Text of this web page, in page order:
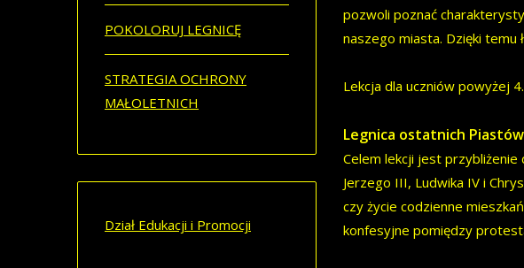
pozwoli poznać
naszego miasta. Dzięki
Lekcja dla uczniów powyżej
Legnica ostatnich Piastów
Celem lekcji jest przybliżenie
Jerzego III, Ludwika IV i
czy życie codzienne
konfesyjne pomiędzy
POKOLORUJ LEGNICĘ
STRATEGIA OCHRONY
MAŁOLETNICH
Dział Edukacji i Promocji